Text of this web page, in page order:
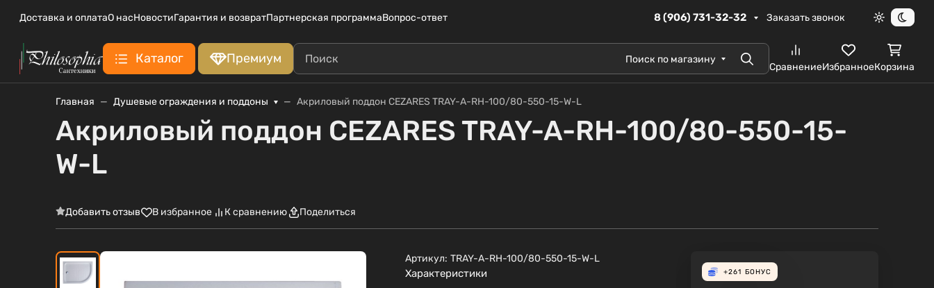
Доставка и оплатаО насНовостиГарантия и возвратПартнерская программаВопрос-ответ 8 (906) 731-32-32 Заказать звонок
Светлая
Каталог Премиум Поиск по магазину ПоискСравнениеИзбранноеКорзина
Главная Душевые ограждения и поддоны Акриловый поддон CEZARES TRAY-A-RH-100/80-550-15-W-L
Акриловый поддон CEZARES TRAY-A-RH-100/80-550-15-
W-L
Добавить отзыв В избранное К сравнению Поделиться
Артикул: TRAY-A-RH-100/80-550-15-W-L
Характеристики +261 БОНУС